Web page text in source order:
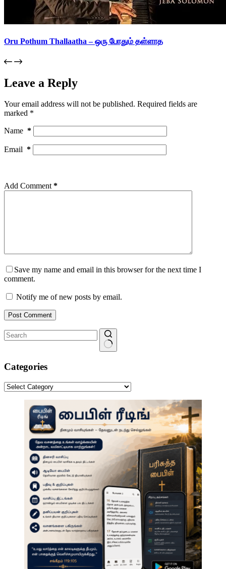
Oru Pothum Thallaatha – ஒரு போதும் தள்ளாத
Leave a Reply
Your email address will not be published. Required fields are
marked *
Name *
Email *
Add Comment*
Save my name and email in this browser for the next time I
comment.
Notify me of new posts by email.
Post Comment
results
Categories
Categories